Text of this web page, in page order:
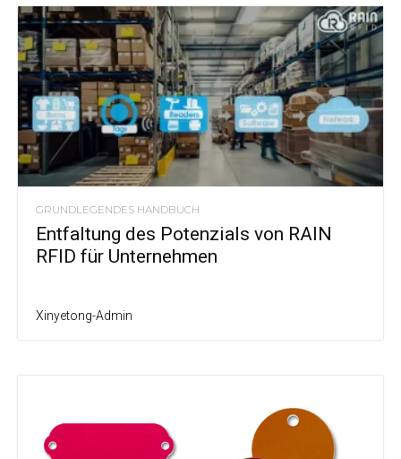
GRUNDLEGENDES HANDBUCH
Entfaltung des Potenzials von RAIN
RFID für Unternehmen
Xinyetong-Admin